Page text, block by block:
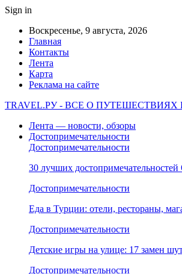
Sign in
Воскресенье, 9 августа, 2026
Главная
Контакты
Лента
Карта
Реклама на сайте
TRAVEL.РУ - ВСЕ О
Лента — новости, обзоры
Достопримечательности
Достопримечательности
30 лучших
Достопримечательности
Еда в Турции: отели, рестораны,
Достопримечательности
Детские игры на улице: 17 замен
Достопримечательности